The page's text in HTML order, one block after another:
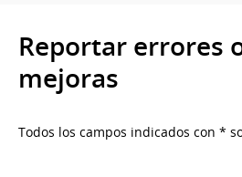
Reportar errores
mejoras
Todos los campos indicados con *